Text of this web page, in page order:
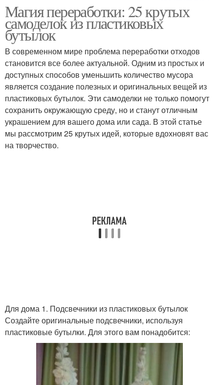
идеями
Идеи для декора
Идеи с фото Простые идеи
Идеи для подростка Оригинальные идеи
Идеи для интерьера Замечательные идеи
Магия переработки: 25 крутых
самоделок из пластиковых
бутылок
В современном мире проблема переработки отходов
становится все более актуальной. Одним из простых и
доступных способов уменьшить количество мусора
является создание полезных и оригинальных вещей из
пластиковых бутылок. Эти самоделки не только помогут
сохранить окружающую среду, но и станут отличным
украшением для вашего дома или сада. В этой статье
мы рассмотрим 25 крутых идей, которые вдохновят вас
на творчество.
Для дома 1. Подсвечники из пластиковых бутылок
Создайте оригинальные подсвечники, используя
пластиковые бутылки. Для этого вам понадобится: